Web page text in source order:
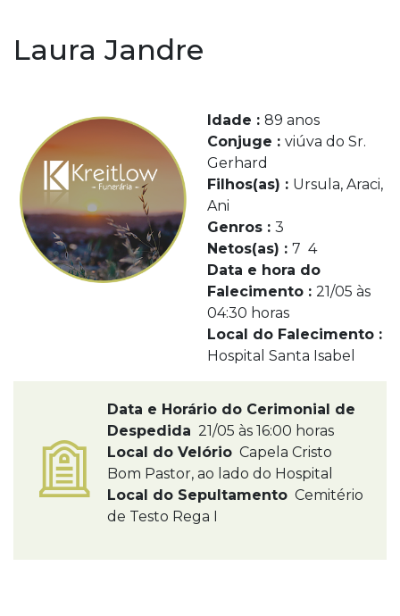
Laura Jandre
Idade : 89 anos
Conjuge : viúva do Sr.
Gerhard
Filhos(as) : Ursula, Araci,
Ani
Genros : 3
Netos(as) : 7 4
Data e hora do
Falecimento : 21/05 às
04:30 horas
Local do Falecimento :
Hospital Santa Isabel
Data e Horário do Cerimonial de
Despedida 21/05 às 16:00 horas
Local do Velório Capela Cristo
Bom Pastor, ao lado do Hospital
Local do Sepultamento Cemitério
de Testo Rega I